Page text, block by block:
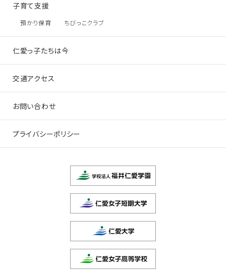
子育て支援
預かり保育 ちびっこクラブ
仁愛っ子たちは今
交通アクセス
お問い合わせ
プライバシーポリシー